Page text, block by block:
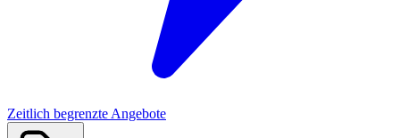
Zeitlich begrenzte Angebote